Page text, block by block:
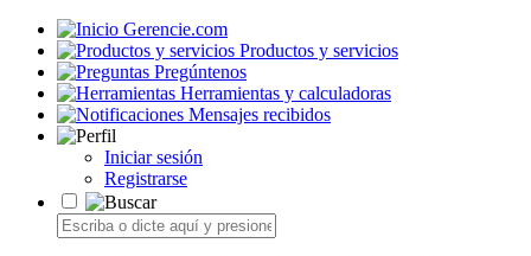
Gerencie.com
Productos y servicios
Pregúntenos
Herramientas y calculadoras
Mensajes recibidos
Iniciar sesión
Registrarse